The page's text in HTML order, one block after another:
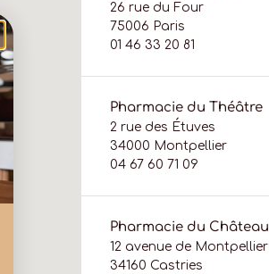
26 rue du Four
75006 Paris
01 46 33 20 81
Pharmacie du Théâtre
2 rue des Étuves
34000 Montpellier
04 67 60 71 09
Pharmacie du Château
12 avenue de Montpellier
34160 Castries